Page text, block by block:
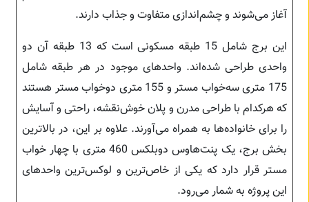
آغاز می‌شوند و چشم‌اندازی متفاوت و جذاب دارند.
این برج شامل 15 طبقه مسکونی است که 13 طبقه آن دو
واحدی طراحی شده‌اند. واحدهای موجود در هر طبقه شامل
175 متری سه‌خواب مستر و 155 متری دو‌خواب مستر هستند
که هرکدام با طراحی مدرن و پلان خوش‌نقشه، راحتی و آسایش
را برای خانواده‌ها به همراه می‌آورند. علاوه بر این، در بالاترین
بخش برج، یک پنت‌هاوس دوبلکس 460 متری با چهار خواب
مستر قرار دارد که یکی از خاص‌ترین و لوکس‌ترین واحدهای
این پروژه به شمار می‌رود.